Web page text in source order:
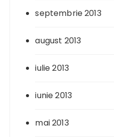
septembrie 2013
august 2013
iulie 2013
iunie 2013
mai 2013